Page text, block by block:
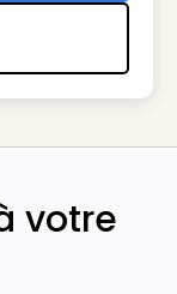
votre